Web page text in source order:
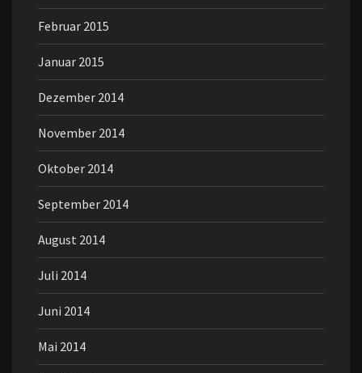
Februar 2015
Januar 2015
Dezember 2014
November 2014
Oktober 2014
September 2014
August 2014
Juli 2014
Juni 2014
Mai 2014